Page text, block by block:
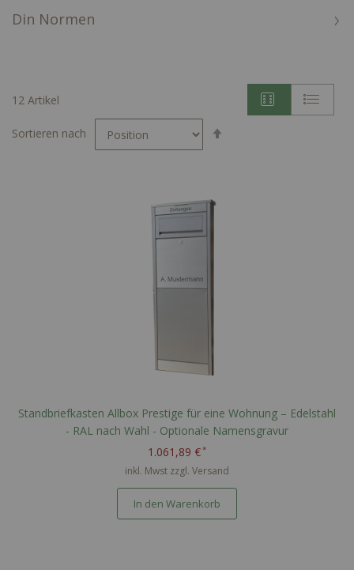
Din Normen
12 Artikel
Sortieren nach
Standbriefkasten Allbox Prestige für eine Wohnung – Edelstahl
- RAL nach Wahl - Optionale Namensgravur
1.061,89 €
inkl. Mwst zzgl. Versand
In den Warenkorb